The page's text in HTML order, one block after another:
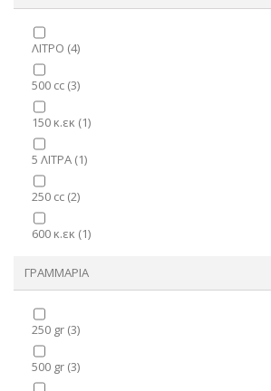
Κ+Ν ΕΥΘΥΜΙΑΔΗ
ΣΕΓΕ
ΥΒΡΙΔΙΑ ΕΛΛΑΣ
ΧΕΛΛΑΦΑΡΜ
ΛΙΤΡΟ (4)
500 cc (3)
150 κ.εκ (1)
5 ΛΙΤΡΑ (1)
250 cc (2)
600 κ.εκ (1)
ΓΡΑΜΜΑΡΙΑ
250 gr (3)
500 gr (3)